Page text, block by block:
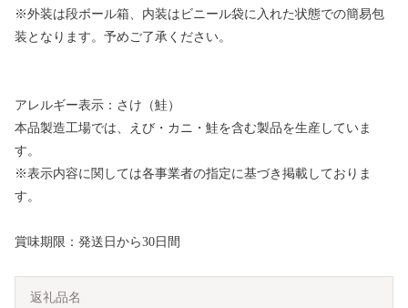
※外装は段ボール箱、内装はビニール袋に入れた状態での簡易包
装となります。予めご了承ください。
アレルギー表示：さけ（鮭）
本品製造工場では、えび・カニ・鮭を含む製品を生産していま
す。
※表示内容に関しては各事業者の指定に基づき掲載しておりま
す。
賞味期限：発送日から30日間
返礼品名